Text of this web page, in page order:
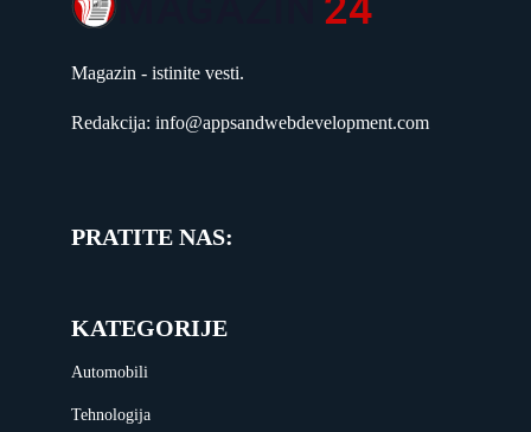
Magazin - istinite vesti.
Redakcija: info@appsandwebdevelopment.com
PRATITE NAS:
KATEGORIJE
Automobili
Tehnologija